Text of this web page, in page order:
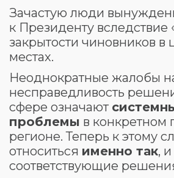
Зачастую люди
к Президенту вследствие
закрытости чиновников в
местах.
Неоднократные жалобы
несправедливость
сфере означают
проблемы в конкретном
регионе. Теперь к этому
относиться именно так,
соответствующие